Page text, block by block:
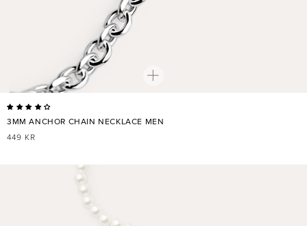
3MM ANCHOR CHAIN NECKLACE MEN
NORMALER
449 KR